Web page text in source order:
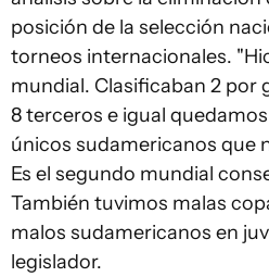
posición de la selección
torneos internacionales.
mundial. Clasificaban 2 por
8 terceros e igual
únicos sudamericanos que
Es el segundo mundial
También tuvimos malas
malos sudamericanos en
legislador.